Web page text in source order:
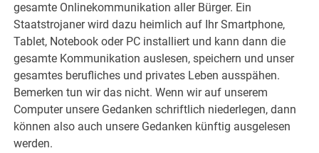
gesamte Onlinekommunikation aller Bürger. Ein
Staatstrojaner wird dazu heimlich auf Ihr Smartphone,
Tablet, Notebook oder PC installiert und kann dann die
gesamte Kommunikation auslesen, speichern und unser
gesamtes berufliches und privates Leben ausspähen.
Bemerken tun wir das nicht. Wenn wir auf unserem
Computer unsere Gedanken schriftlich niederlegen, dann
können also auch unsere Gedanken künftig ausgelesen
werden.